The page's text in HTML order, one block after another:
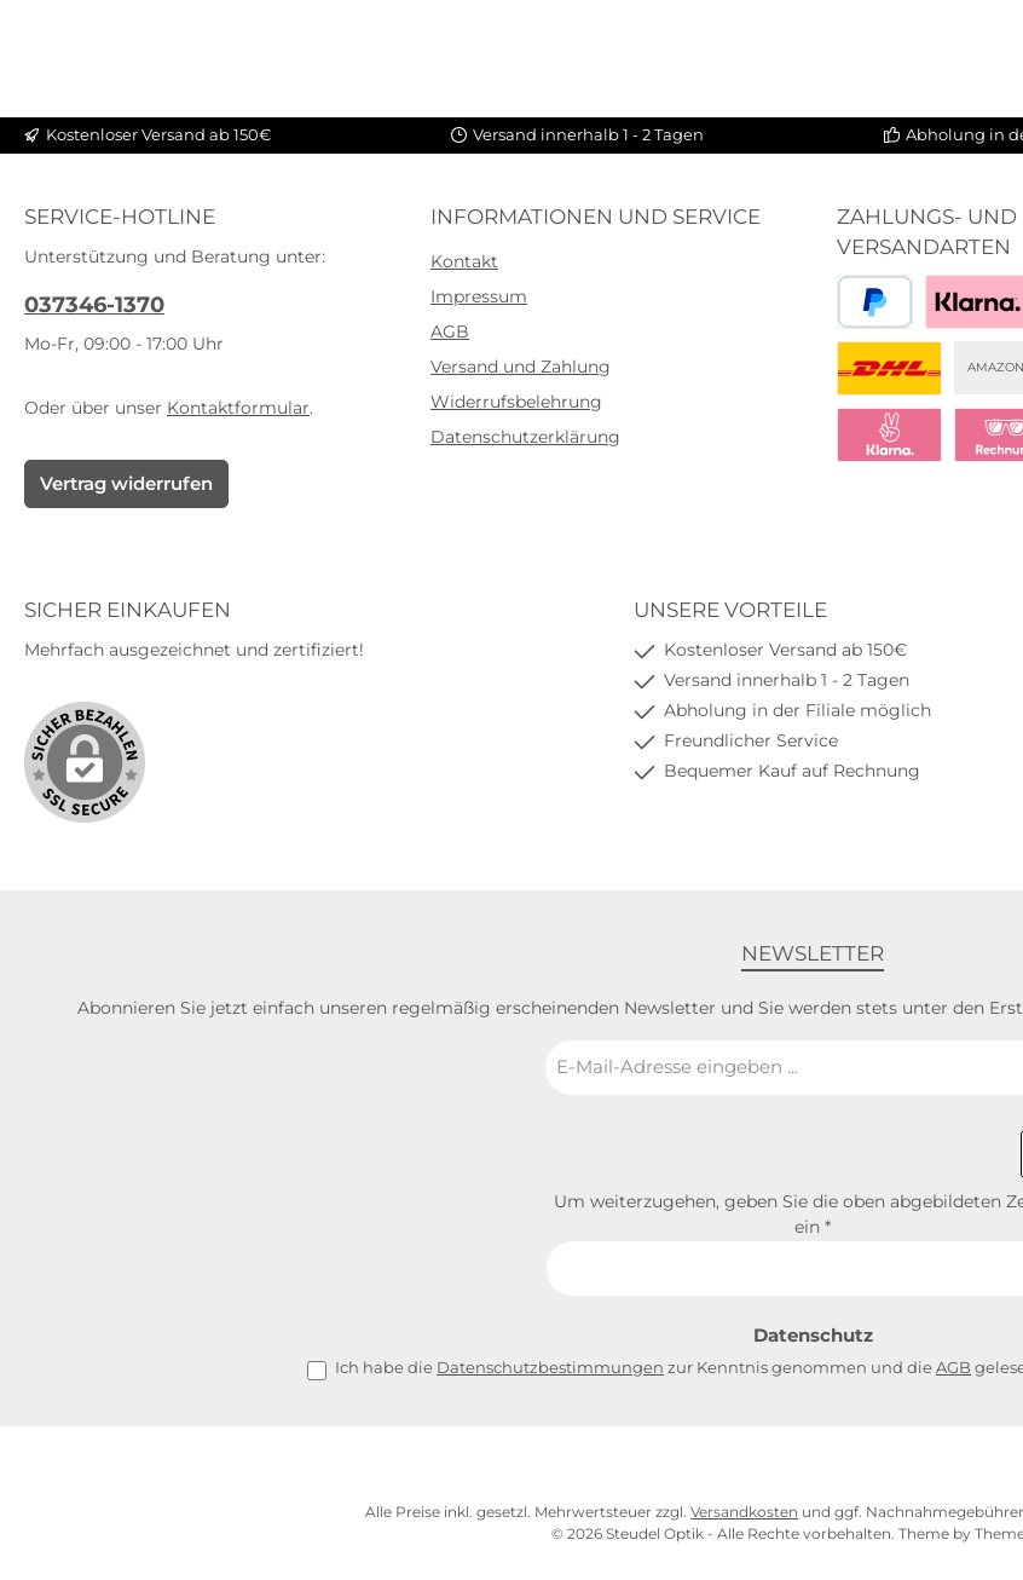
Kostenloser Versand ab 150€ Versand innerhalb 1 - 2 Tagen Abholung in
SERVICE-HOTLINE
Unterstützung und Beratung unter:
037346-1370
Mo-Fr, 09:00 - 17:00 Uhr
Oder über unser Kontaktformular.
Vertrag widerrufen
INFORMATIONEN UND SERVICE
Kontakt
Impressum
AGB
Versand und Zahlung
Widerrufsbelehrung
Datenschutzerklärung
ZAHLUNGS- UND
VERSANDARTEN
PayPal Bezahlen
DHL
SICHER EINKAUFEN
Mehrfach ausgezeichnet und zertifiziert!
UNSERE VORTEILE
Kostenloser Versand ab 150€
Versand innerhalb 1 - 2 Tagen
Abholung in der Filiale möglich
Freundlicher Service
Bequemer Kauf auf Rechnung
NEWSLETTER
Abonnieren Sie jetzt einfach unseren regelmäßig erscheinenden Newsletter und Sie werden stets unter den
Mail-
Um weiterzugehen, geben Sie die oben abgebildeten
ein *
Datenschutz
Ich habe die Datenschutzbestimmungen zur Kenntnis genommen und dieAGB
Alle Preise inkl. gesetzl. Mehrwertsteuer zzgl. Versandkosten und ggf.
© 2026 Steudel Optik - Alle Rechte vorbehalten. Theme by